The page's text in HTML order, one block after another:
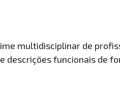
multidisciplinar de
funcionais de